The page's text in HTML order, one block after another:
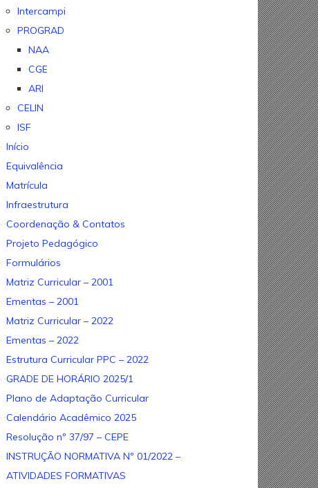
Intercampi
PROGRAD
NAA
CGE
ARI
CELIN
ISF
Início
Equivalência
Matrícula
Infraestrutura
Coordenação & Contatos
Projeto Pedagógico
Formulários
Matriz Curricular – 2001
Ementas – 2001
Matriz Curricular – 2022
Ementas – 2022
Estrutura Curricular PPC – 2022
GRADE DE HORÁRIO 2025/1
Plano de Adaptação Curricular
Calendário Acadêmico 2025
Resolução nº 37/97 – CEPE
INSTRUÇÃO NORMATIVA Nº 01/2022 –
ATIVIDADES FORMATIVAS